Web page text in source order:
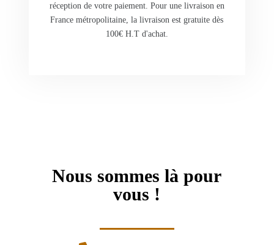
réception de votre paiement. Pour une livraison en
France métropolitaine, la livraison est gratuite dès
100€ H.T d'achat.
Nous sommes là pour
vous !